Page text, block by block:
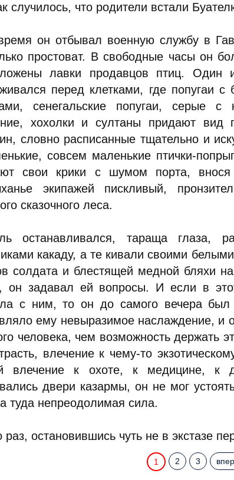
случилось, что родители встали
он отбывал военную службу в
простоват. В свободные часы он
лавки продавцов птиц.
перед клетками, где попугаи
сенегальские попугаи, серые
хохолки и султаны придают вид
словно расписанные тщательно и
совсем маленькие птички-
свои крики с шумом порта,
экипажей пискливый,
сказочного леса.
останавливался, тараща глаза,
какаду, а те кивали своими
солдата и блестящей медной бляхи
он задавал ей вопросы. И если в
с ним, то он до самого вечера
ему невыразимое наслаждение, и
человека, чем возможность держать
влечение к чему-то
влечение к охоте, к медицине, к
двери казармы, он не мог
туда непреодолимая сила.
раз, остановившись чуть не в экстазе
1 2 3